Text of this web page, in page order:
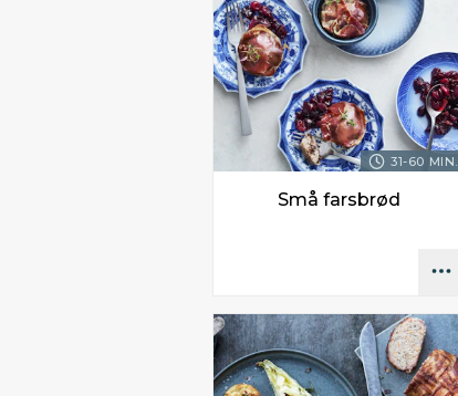
31-60 MIN.
Små farsbrød